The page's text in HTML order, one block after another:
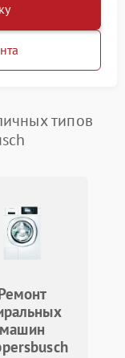
типов
машин